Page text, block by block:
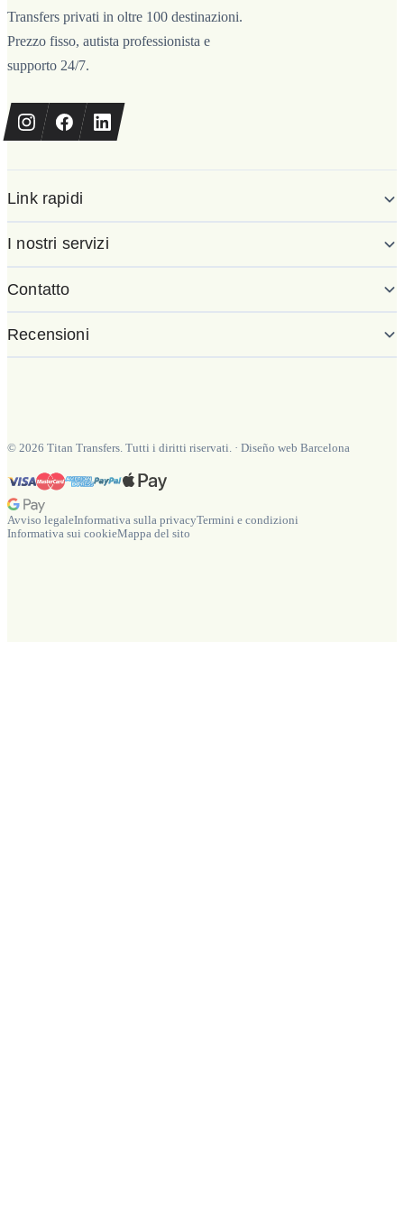
Transfers privati in oltre 100 destinazioni.
Prezzo fisso, autista professionista e
supporto 24/7.
Link rapidi
I nostri servizi
Contatto
Recensioni
© 2026 Titan Transfers. Tutti i diritti riservati. · Diseño web Barcelona
Avviso legaleInformativa sulla privacyTermini e condizioni
Informativa sui cookieMappa del sito